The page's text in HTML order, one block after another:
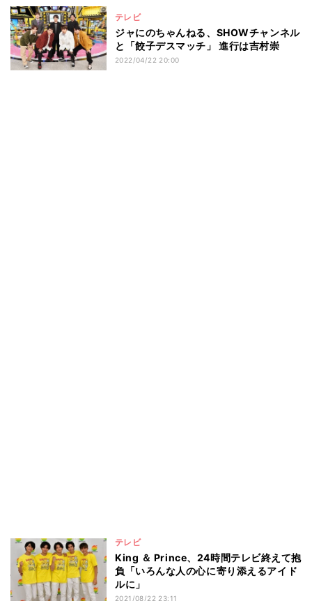
テレビ
ジャにのちゃんねる、SHOWチャンネル
と「餃子デスマッチ」 進行は吉村崇
2022/04/22 20:00
テレビ
King ＆ Prince、24時間テレビ終えて抱
負「いろんな人の心に寄り添えるアイド
ルに」
2021/08/22 23:11